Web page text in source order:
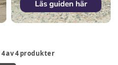
4av4 produkter